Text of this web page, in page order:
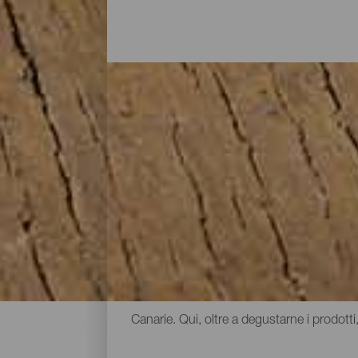
Formaggi e vini con
Il formaggio e il vino sono due dei
ben 10 denominazioni d'origine. A
pochi metri, le caratteristiche dei vini
varietà di consistenze e sapori, ma tutti
organolettiche uniche al mondo. Il
Canarie. Qui, oltre a degustarne i